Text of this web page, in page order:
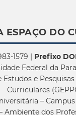
ESPAÇO DO
1579 | Prefixo
Federal da
Estudos e
Curriculares
–
Ambiente dos